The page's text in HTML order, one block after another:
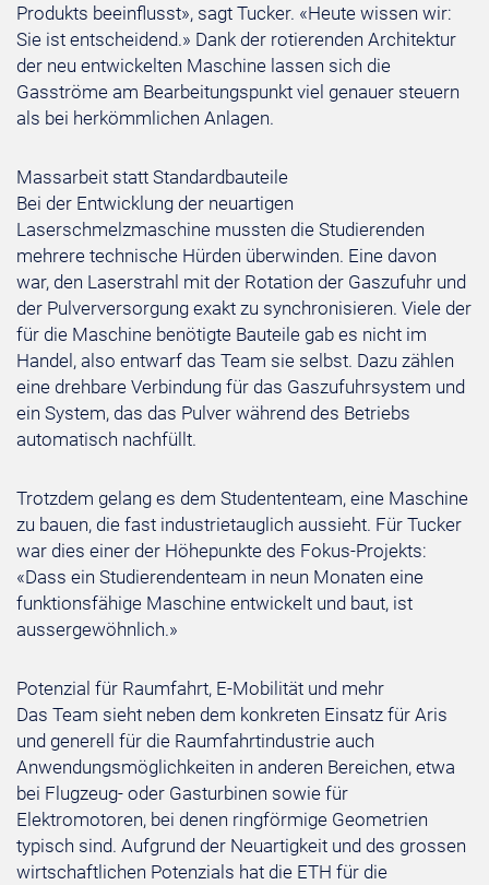
Produkts beeinflusst», sagt Tucker. «Heute wissen wir:
Sie ist entscheidend.» Dank der rotierenden Architektur
der neu entwickelten Maschine lassen sich die
Gasströme am Bearbeitungspunkt viel genauer steuern
als bei herkömmlichen Anlagen.
Massarbeit statt Standardbauteile
Bei der Entwicklung der neuartigen
Laserschmelzmaschine mussten die Studierenden
mehrere technische Hürden überwinden. Eine davon
war, den Laserstrahl mit der Rotation der Gaszufuhr und
der Pulverversorgung exakt zu synchronisieren. Viele der
für die Maschine benötigte Bauteile gab es nicht im
Handel, also entwarf das Team sie selbst. Dazu zählen
eine drehbare Verbindung für das Gaszufuhrsystem und
ein System, das das Pulver während des Betriebs
automatisch nachfüllt.
Trotzdem gelang es dem Studententeam, eine Maschine
zu bauen, die fast industrietauglich aussieht. Für Tucker
war dies einer der Höhepunkte des Fokus-Projekts:
«Dass ein Studierendenteam in neun Monaten eine
funktionsfähige Maschine entwickelt und baut, ist
aussergewöhnlich.»
Potenzial für Raumfahrt, E-Mobilität und mehr
Das Team sieht neben dem konkreten Einsatz für Aris
und generell für die Raumfahrtindustrie auch
Anwendungsmöglichkeiten in anderen Bereichen, etwa
bei Flugzeug- oder Gasturbinen sowie für
Elektromotoren, bei denen ringförmige Geometrien
typisch sind. Aufgrund der Neuartigkeit und des grossen
wirtschaftlichen Potenzials hat die ETH für die